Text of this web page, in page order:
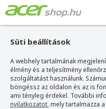
Süti beállítások
A webhely tartalmának
élmény és a teljesítmény
szolgáltatást használunk.
böngéssz az oldalon és az is
ami tényleg érdekel. További
nyilatkozatot, mely tartalmazza